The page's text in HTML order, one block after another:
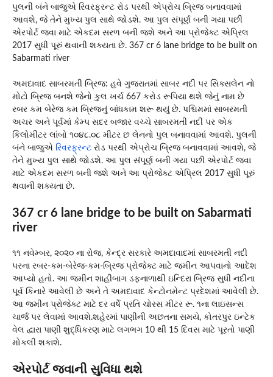
પુલની બંને બાજુએ રિવરફ્રન્ટ રોડ પરથી એપ્રોચ બ્રિજ બનાવવામાં
આવશે, જે તેને મુખ્ય પુલ સાથે જોડશે. આ પુલ સંપૂર્ણ બની ગયા પછી
એરપોર્ટ જવા માટે એકદમ સરળ બની જશે અને આ પ્રોજેક્ટ એપ્રિલ
2017 સુધી પૂરું થવાની શક્યતા છે. 367 cr 6 lane bridge to be built on
Sabarmati river
અમદાવાદ સાબરમતી બ્રિજ: હવે ગુજરાતમાં સાબર નદી પર સિક્સલેન નો
મોટો બ્રિજ બનશે જેનો કુલ ખર્ચ 667 કરોડ રૂપિયા થશે જેનું નામ છે
રબર કમ બેરેજ કમ બ્રિજનું બાંધકામ શરૂ થયું છે. પશ્ચિમમાં સાબરમતી
અચર અને પૂર્વમાં કેમ્પ સદર બજાર વચ્ચે સાબરમતી નદી પર એક
કિલોમીટર લાંબો ૧૦૪૮.૦૮ મીટર છ લેનનો પુલ બનાવવામાં આવશે. પુલની
બંને બાજુએ રિવરફ્રન્ટ રોડ પરથી એપ્રોચ બ્રિજ બનાવવામાં આવશે, જે
તેને મુખ્ય પુલ સાથે જોડશે. આ પુલ સંપૂર્ણ બની ગયા પછી એરપોર્ટ જવા
માટે એકદમ સરળ બની જશે અને આ પ્રોજેક્ટ એપ્રિલ 2017 સુધી પૂરું
થવાની શક્યતા છે.
367 cr 6 lane bridge to be built on Sabarmati
river
૧૧ નવેમ્બર, ૨૦૨૦ ના રોજ, કેન્દ્ર સરકારે અમદાવાદમાં સાબરમતી નદી
પરના રબર-કમ-બેરેજ-કમ-બ્રિજ પ્રોજેક્ટ માટે જમીન આપવાનો આદેશ
આપ્યો હતો. આ જમીન શાહીબાગ ડફનાળાથી ઇન્દિરા બ્રિજ સુધી નદીના
પૂર્વ કિનારે આવેલી છે અને તે અમદાવાદ કેન્ટોનમેન્ટ પ્રદેશમાં આવેલી છે.
આ જમીન પ્રોજેક્ટ માટે દર વર્ષે પ્રતિ ચોરસ મીટર રૂ. ૧ના લાઇસન્સ
ચાર્જ પર લેવામાં આવશે.શહેરમાં પાણીની અછતના સમયે, કોતરપુર ઇન્ટેક
વેલ દ્વારા પાણી શુદ્ધિકરણ માટે લગભગ 10 થી 15 દિવસ માટે પૂરતો પાણી
મોકલી શકાશે.
એરપોર્ટ જવાની સુવિધા થશે